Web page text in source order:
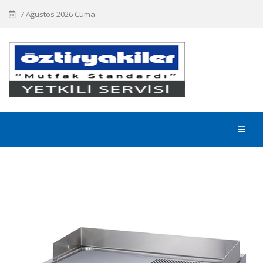
7 Ağustos 2026 Cuma